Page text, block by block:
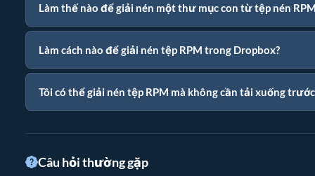
Làm thế nào để giải nén một thư mục con từ tệp nén
Làm cách nào để giải nén tệp RPM trong Dropbox?
Tôi có thể giải nén tệp RPM mà không cần tải xuống
Câu hỏi thường gặp